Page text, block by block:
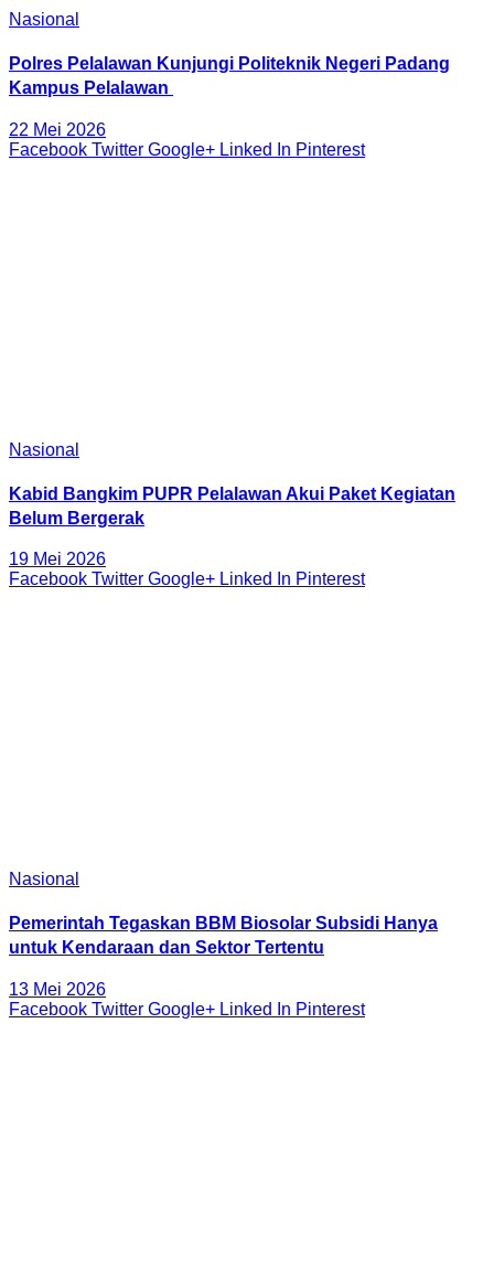
Nasional
Polres Pelalawan Kunjungi Politeknik Negeri Padang
Kampus Pelalawan
22 Mei 2026
Facebook Twitter Google+ Linked In Pinterest
Nasional
Kabid Bangkim PUPR Pelalawan Akui Paket Kegiatan
Belum Bergerak
19 Mei 2026
Facebook Twitter Google+ Linked In Pinterest
Nasional
Pemerintah Tegaskan BBM Biosolar Subsidi Hanya
untuk Kendaraan dan Sektor Tertentu
13 Mei 2026
Facebook Twitter Google+ Linked In Pinterest